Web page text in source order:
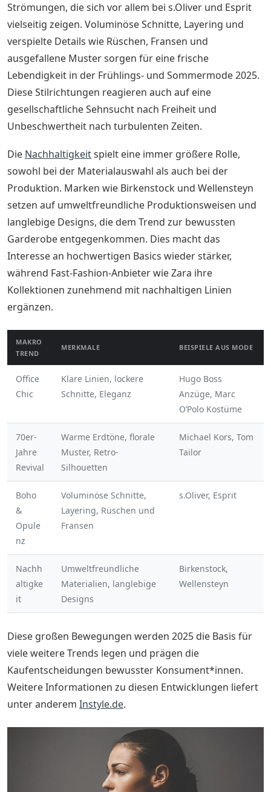
Strömungen, die sich vor allem bei s.Oliver und Esprit
vielseitig zeigen. Voluminöse Schnitte, Layering und
verspielte Details wie Rüschen, Fransen und
ausgefallene Muster sorgen für eine frische
Lebendigkeit in der Frühlings- und Sommermode 2025.
Diese Stilrichtungen reagieren auch auf eine
gesellschaftliche Sehnsucht nach Freiheit und
Unbeschwertheit nach turbulenten Zeiten.
Die Nachhaltigkeitspielt eine immer größere Rolle,
sowohl bei der Materialauswahl als auch bei der
Produktion. Marken wie Birkenstock und Wellensteyn
setzen auf umweltfreundliche Produktionsweisen und
langlebige Designs, die dem Trend zur bewussten
Garderobe entgegenkommen. Dies macht das
Interesse an hochwertigen Basics wieder stärker,
während Fast-Fashion-Anbieter wie Zara ihre
Kollektionen zunehmend mit nachhaltigen Linien
ergänzen.
MAKRO
TREND
MERKMALE BEISPIELE AUS MODE
Office
Chic
Klare Linien, lockere
Schnitte, Eleganz
Hugo Boss
Anzüge, Marc
O’Polo Kostüme
70er-
Jahre
Revival
Warme Erdtöne, florale
Muster, Retro-
Silhouetten
Michael Kors, Tom
Tailor
Boho
&
Opule
nz
Voluminöse Schnitte,
Layering, Rüschen und
Fransen
s.Oliver, Esprit
Nachh
altigke
it
Umweltfreundliche
Materialien, langlebige
Designs
Birkenstock,
Wellensteyn
Diese großen Bewegungen werden 2025 die Basis für
viele weitere Trends legen und prägen die
Kaufentscheidungen bewusster Konsument*innen.
Weitere Informationen zu diesen Entwicklungen liefert
unter anderem Instyle.de.